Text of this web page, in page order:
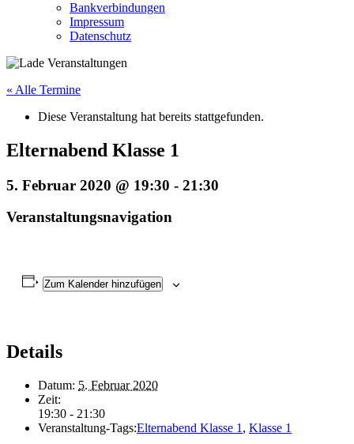
Bankverbindungen
Impressum
Datenschutz
« Alle Termine
Diese Veranstaltung hat bereits stattgefunden.
Elternabend Klasse 1
5. Februar 2020 @ 19:30 - 21:30
Veranstaltungsnavigation
Zum Kalender hinzufügen
Details
Datum: 5. Februar 2020
Zeit:
19:30 - 21:30
Veranstaltung-Tags:Elternabend Klasse 1 , Klasse 1